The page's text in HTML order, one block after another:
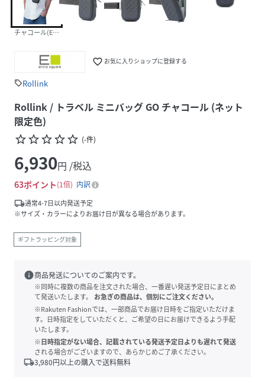
チャコール(EC限定色)
favorite_border お気に入りショップに登録する
sellRollink
Rollink / トラベル ミニバッグ GO チャコール (ネット
限定色)
star_borderstar_borderstar_borderstar_borderstar_border (-件)
6,930円 /税込
63ポイント 1倍
内訳
local_shipping通常4-7日以内発送予定
※サイズ・カラーによりお届け日が異なる場合があります。
ギフトラッピング対象
info商品発送についてのご案内です。
※同時に複数の商品を注文された場合、一番遅い発送予定日にまとめ
て発送いたします。
お急ぎの商品は、個別にご注文ください。
※Rakuten Fashionでは、一部商品でお届け日時をご指定いただけま
す。日時指定をしていただくと、ご希望の日にお届けできるよう手配
いたします。
※日時指定がない場合、記載されている発送予定日よりも遅れて発送
される場合がございますので、あらかじめご了承ください。
local_shipping3,980円以上の購入で送料無料